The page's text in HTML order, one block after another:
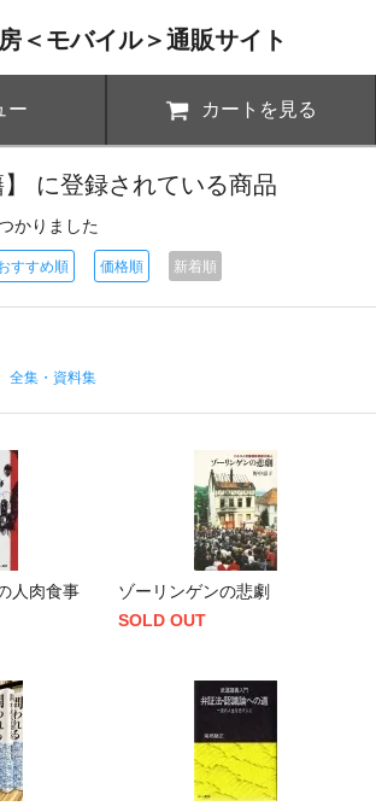
＜モバイル＞通販サイト
ー カートを見る
】 に登録されている商品
かりました
すすめ順 価格順 新着順
全集・資料集
人肉食事
ゾーリンゲンの悲劇
SOLD OUT